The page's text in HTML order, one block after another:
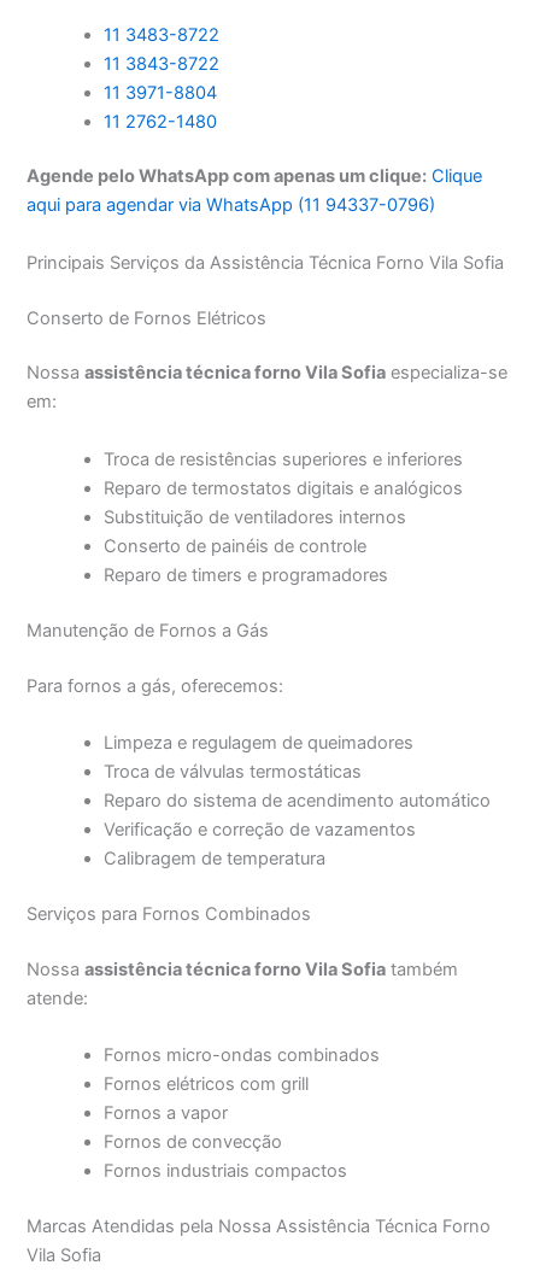
11 3483-8722
11 3843-8722
11 3971-8804
11 2762-1480
Agende pelo WhatsApp com apenas um clique: Clique
aqui para agendar via WhatsApp (11 94337-0796)
Principais Serviços da Assistência Técnica Forno Vila Sofia
Conserto de Fornos Elétricos
Nossaassistência técnica forno Vila Sofia especializa-se
em:
Troca de resistências superiores e inferiores
Reparo de termostatos digitais e analógicos
Substituição de ventiladores internos
Conserto de painéis de controle
Reparo de timers e programadores
Manutenção de Fornos a Gás
Para fornos a gás, oferecemos:
Limpeza e regulagem de queimadores
Troca de válvulas termostáticas
Reparo do sistema de acendimento automático
Verificação e correção de vazamentos
Calibragem de temperatura
Serviços para Fornos Combinados
Nossaassistência técnica forno Vila Sofia também
atende:
Fornos micro-ondas combinados
Fornos elétricos com grill
Fornos a vapor
Fornos de convecção
Fornos industriais compactos
Marcas Atendidas pela Nossa Assistência Técnica Forno
Vila Sofia